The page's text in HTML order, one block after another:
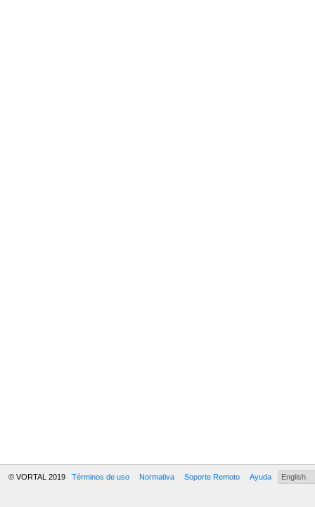
© VORTAL 2019 Términos de uso Normativa Soporte Remoto Ayuda